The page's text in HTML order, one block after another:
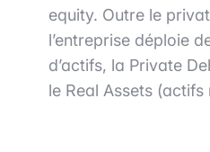
equity. Outre le
l’entreprise déploie
d’actifs, la Private
le Real Assets (actifs